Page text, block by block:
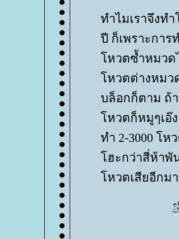
ทำไมเราจึงท
ปี ก็เพราะกา
หวตซ้ำหมวดไ
หวตต่างหมว
บล็อกก็ตาม ถ้า
หวตก็หมูๆเอ๊ง
ทำ 2-3000 โห
ฮะกว่าสี่ห้าพั
หวตเสียอีกม